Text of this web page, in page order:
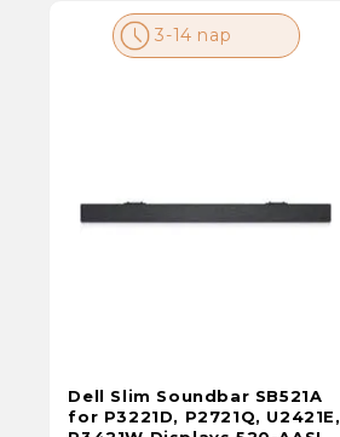
3-14 nap
Dell Slim Soundbar SB521A
for P3221D, P2721Q, U2421E,